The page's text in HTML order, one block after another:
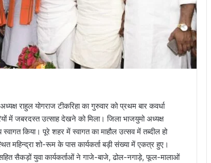
राहुल योगराज टीकरिहा का गुरुवार को प्रथम बार कवर्धा
में जबरदस्त उत्साह देखने को मिला। जिला भाजयुमो अध्यक्ष
किया। पूरे शहर में स्वागत का माहौल उत्सव में तब्दील हो
महिन्द्रा शो-रूम के पास कार्यकर्ता बड़ी संख्या में एकत्र हुए।
सहित सैकड़ों युवा कार्यकर्ताओं ने गाजे-बाजे, ढोल-नगाड़े, फूल-मालाओं